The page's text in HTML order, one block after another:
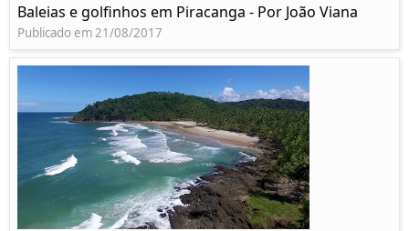
Baleias e golfinhos em Piracanga - Por João Viana
Publicado em 21/08/2017